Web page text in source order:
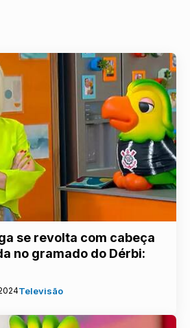
se revolta com cabeça
no gramado do Dérbi:
Televisão